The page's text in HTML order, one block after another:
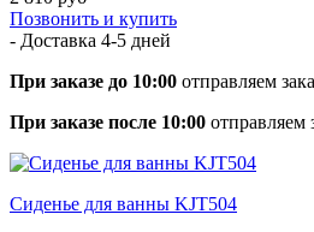
Позвонить и купить
- Доставка 4-5 дней
При заказе до 10:00 отправляем
При заказе после 10:00 отправляем
Cиденье для ванны KJT504